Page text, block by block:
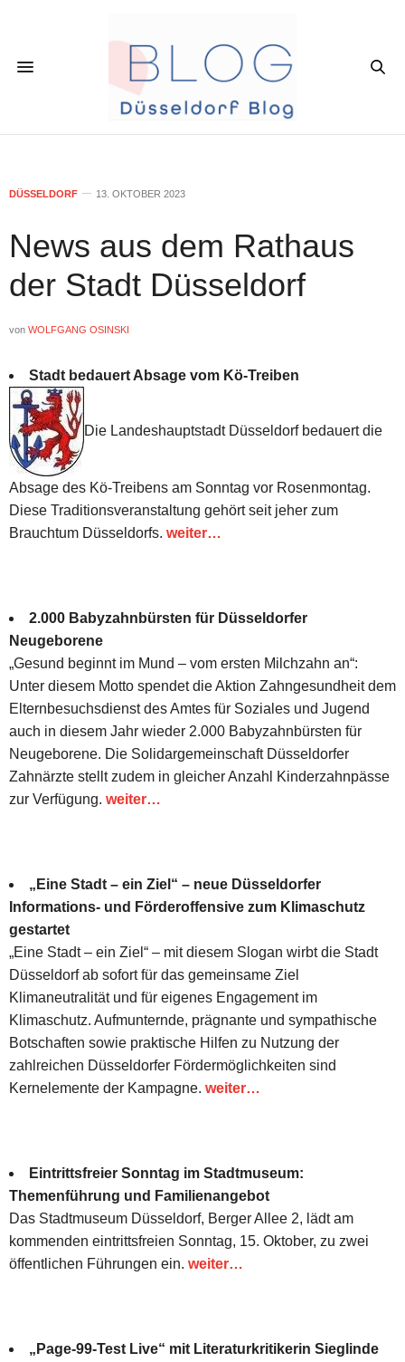
DÜSSELDORF 13. OKTOBER 2023
News aus dem Rathaus
der Stadt Düsseldorf
von WOLFGANG OSINSKI
Stadt bedauert Absage vom Kö-Treiben
Die Landeshauptstadt Düsseldorf bedauert die
Absage des Kö-Treibens am Sonntag vor Rosenmontag.
Diese Traditionsveranstaltung gehört seit jeher zum
Brauchtum Düsseldorfs. weiter…
2.000 Babyzahnbürsten für Düsseldorfer
Neugeborene
„Gesund beginnt im Mund – vom ersten Milchzahn an“:
Unter diesem Motto spendet die Aktion Zahngesundheit dem
Elternbesuchsdienst des Amtes für Soziales und Jugend
auch in diesem Jahr wieder 2.000 Babyzahnbürsten für
Neugeborene. Die Solidargemeinschaft Düsseldorfer
Zahnärzte stellt zudem in gleicher Anzahl Kinderzahnpässe
zur Verfügung. weiter…
„Eine Stadt – ein Ziel“ – neue Düsseldorfer
Informations- und Förderoffensive zum Klimaschutz
gestartet
„Eine Stadt – ein Ziel“ – mit diesem Slogan wirbt die Stadt
Düsseldorf ab sofort für das gemeinsame Ziel
Klimaneutralität und für eigenes Engagement im
Klimaschutz. Aufmunternde, prägnante und sympathische
Botschaften sowie praktische Hilfen zu Nutzung der
zahlreichen Düsseldorfer Fördermöglichkeiten sind
Kernelemente der Kampagne. weiter…
Eintrittsfreier Sonntag im Stadtmuseum:
Themenführung und Familienangebot
Das Stadtmuseum Düsseldorf, Berger Allee 2, lädt am
kommenden eintrittsfreien Sonntag, 15. Oktober, zu zwei
öffentlichen Führungen ein. weiter…
„Page-99-Test Live“ mit Literaturkritikerin Sieglinde